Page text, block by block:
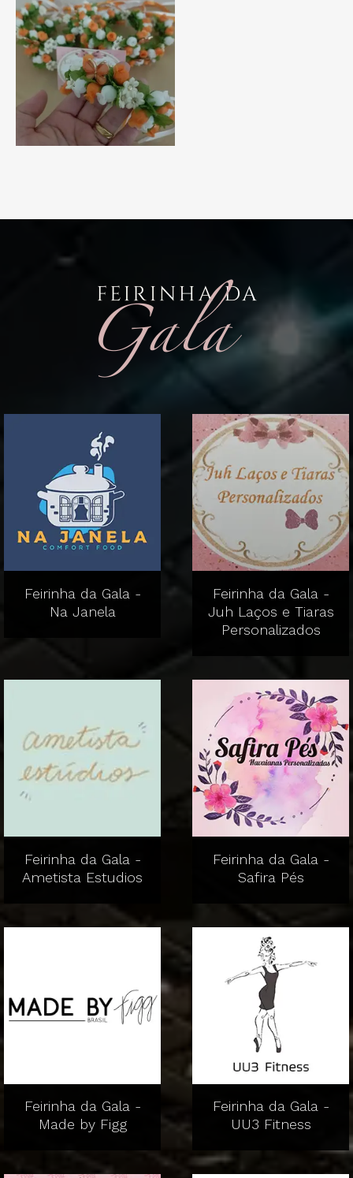
Feirinha da Gala -
Na Janela
Feirinha da Gala -
Juh Laços e Tiaras
Personalizados
Feirinha da Gala -
Ametista Estudios
Feirinha da Gala -
Safira Pés
Feirinha da Gala -
Made by Figg
Feirinha da Gala -
UU3 Fitness